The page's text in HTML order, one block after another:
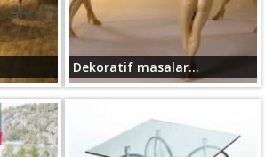
Dekoratif masalar...